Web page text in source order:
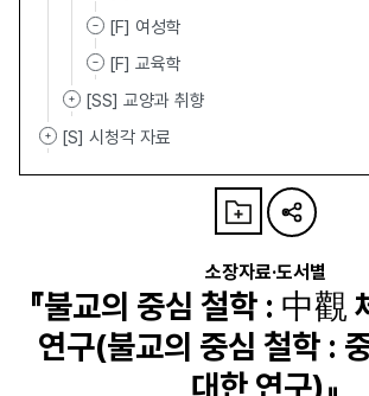
[F] 여성학
[F] 교육학
[SS] 교양과 취향
[S] 시청각 자료
소장자료·도서별
『불교의 중심 철학 : 中觀
연구(불교의 중심 철학 :
대한 연구)』